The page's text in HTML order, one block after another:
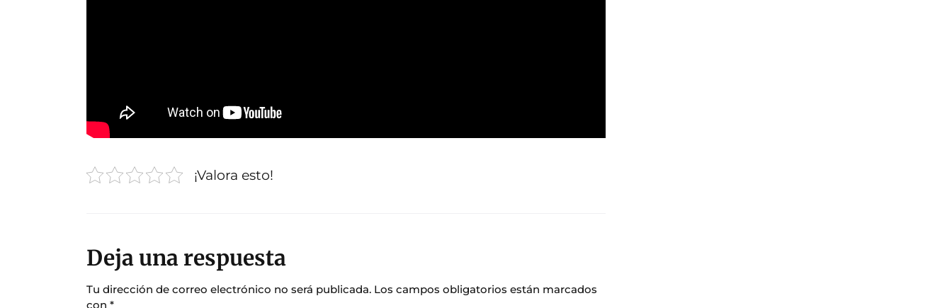
¡Valora esto!
Deja una respuesta
Tu dirección de correo electrónico no será publicada. Los campos obligatorios están marcados
con *